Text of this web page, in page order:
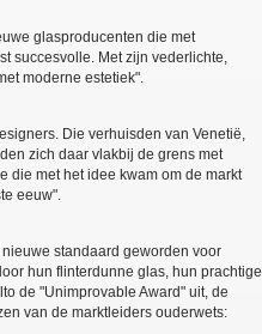
glasproducenten die met
succesvolle. Met zijn vederlichte,
moderne estetiek".
Die verhuisden van Venetië,
zich daar vlakbij de grens met
die met het idee kwam om de markt
eeuw".
standaard geworden voor
hun flinterdunne glas, hun prachtige
de "Unimprovable Award" uit, de
van de marktleiders ouderwets: